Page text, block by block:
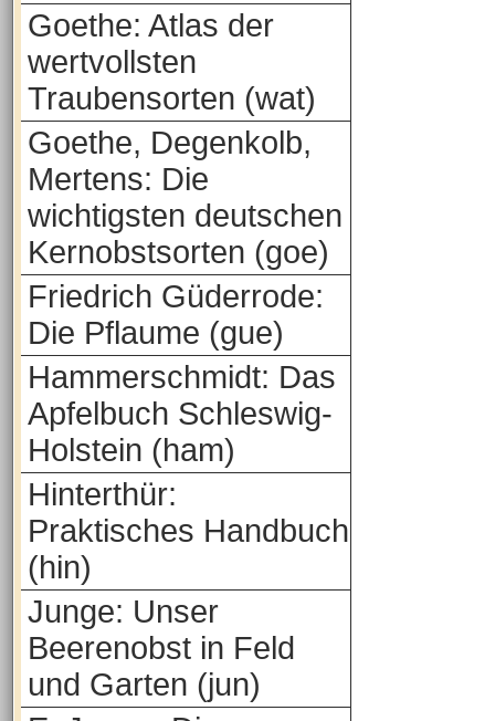
Goethe: Atlas der
wertvollsten
Traubensorten (wat)
Goethe, Degenkolb,
Mertens: Die
wichtigsten deutschen
Kernobstsorten (goe)
Friedrich Güderrode:
Die Pflaume (gue)
Hammerschmidt: Das
Apfelbuch Schleswig-
Holstein (ham)
Hinterthür:
Praktisches Handbuch
(hin)
Junge: Unser
Beerenobst in Feld
und Garten (jun)